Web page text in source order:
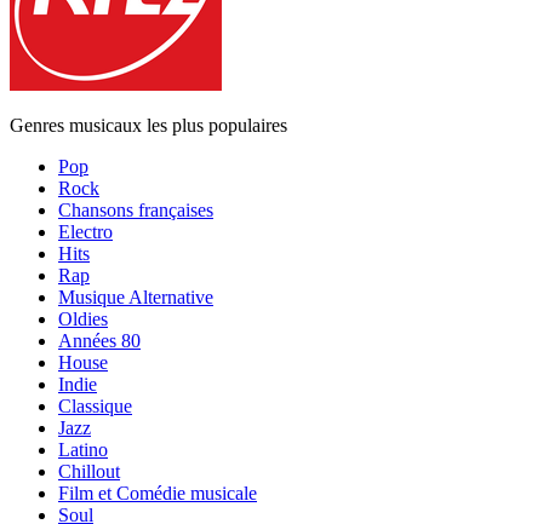
Genres musicaux les plus populaires
Pop
Rock
Chansons françaises
Electro
Hits
Rap
Musique Alternative
Oldies
Années 80
House
Indie
Classique
Jazz
Latino
Chillout
Film et Comédie musicale
Soul